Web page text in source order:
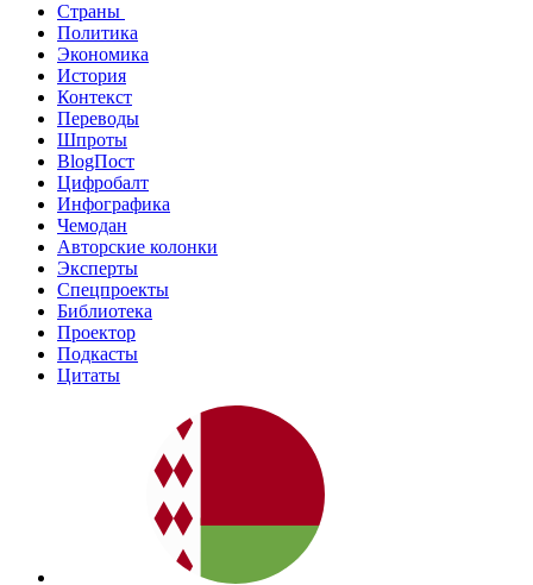
Страны
Политика
Экономика
История
Контекст
Переводы
Шпроты
BlogПост
Цифробалт
Инфографика
Чемодан
Авторские колонки
Эксперты
Спецпроекты
Библиотека
Проектор
Подкасты
Цитаты